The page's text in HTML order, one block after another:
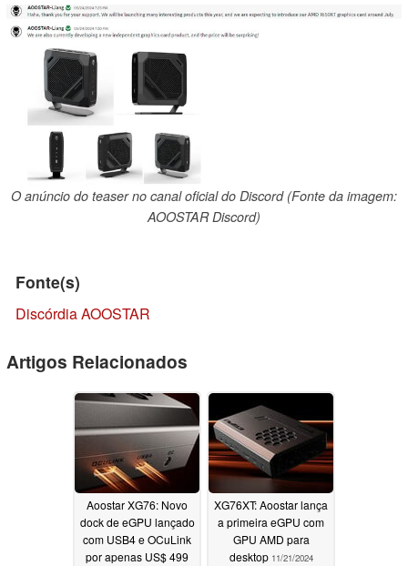
O anúncio do teaser no canal oficial do Discord (Fonte da imagem:
AOOSTAR Discord)
Fonte(s)
Discórdia AOOSTAR
Artigos Relacionados
Aoostar XG76: Novo
dock de eGPU lançado
com USB4 e OCuLink
por apenas US$ 499
XG76XT: Aoostar lança
a primeira eGPU com
GPU AMD para
desktop 11/21/2024